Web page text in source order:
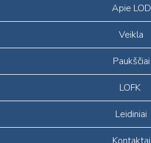
Apie LOD
Veikla
Paukščiai
LOFK
Leidiniai